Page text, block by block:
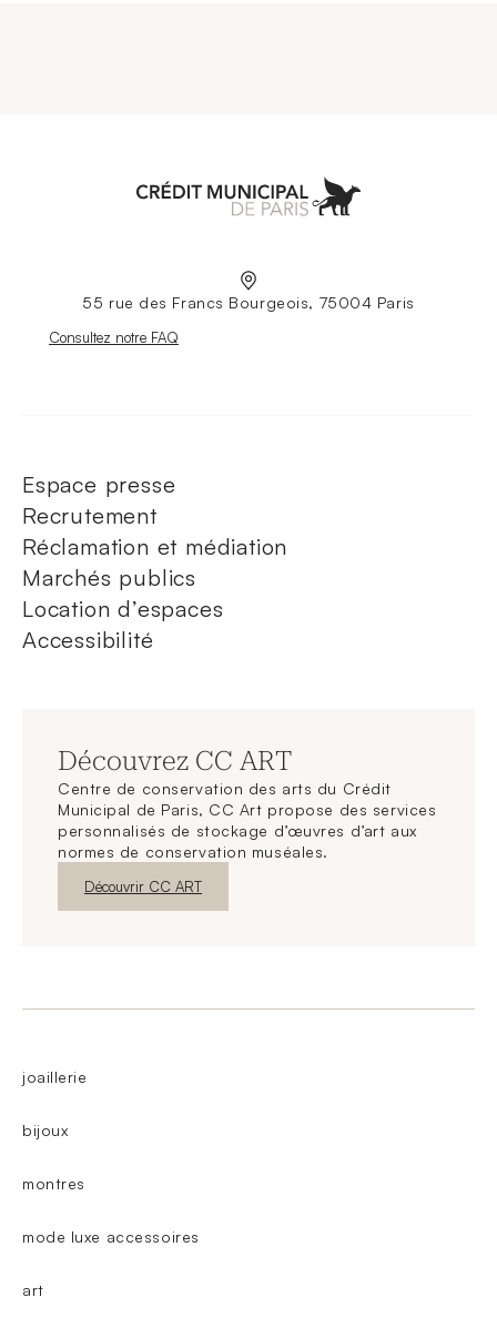
55 rue des Francs Bourgeois, 75004 Paris
Nouvelle fenêtre
Consultez notre FAQ
Espace presse
Recrutement
Réclamation et médiation
Marchés publics
Location d’espaces
Accessibilité
Découvrez CC ART
Centre de conservation des arts du Crédit
Municipal de Paris, CC Art propose des services
personnalisés de stockage d’œuvres d’art aux
normes de conservation muséales.
Nouvelle fenêtre
Découvrir CC ART
joaillerie
bijoux
montres
mode luxe accessoires
art